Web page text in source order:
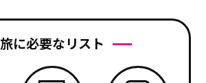
旅に必要なリスト